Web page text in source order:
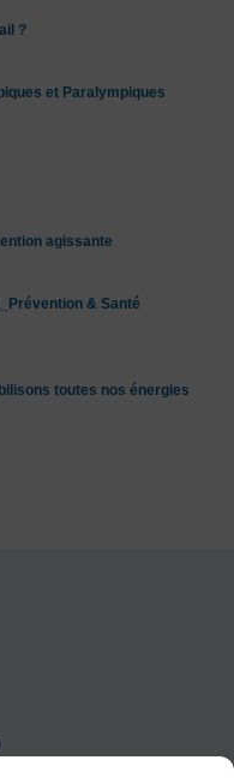
?
et Paralympiques
agissante
& Santé
toutes nos énergies